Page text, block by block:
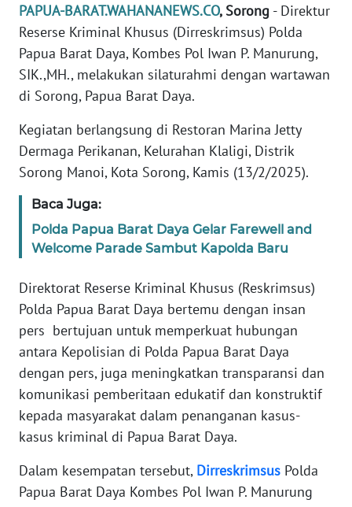
PAPUA-BARAT.WAHANANEWS.CO, Sorong - Direktur
Reserse Kriminal Khusus (Dirreskrimsus) Polda
Papua Barat Daya, Kombes Pol Iwan P. Manurung,
SIK.,MH., melakukan silaturahmi dengan wartawan
di Sorong, Papua Barat Daya.
Kegiatan berlangsung di Restoran Marina Jetty
Dermaga Perikanan, Kelurahan Klaligi, Distrik
Sorong Manoi, Kota Sorong, Kamis (13/2/2025).
Baca Juga:
Polda Papua Barat Daya Gelar Farewell and
Welcome Parade Sambut Kapolda Baru
Direktorat Reserse Kriminal Khusus (Reskrimsus)
Polda Papua Barat Daya bertemu dengan insan
pers bertujuan untuk memperkuat hubungan
antara Kepolisian di Polda Papua Barat Daya
dengan pers, juga meningkatkan transparansi dan
komunikasi pemberitaan edukatif dan konstruktif
kepada masyarakat dalam penanganan kasus-
kasus kriminal di Papua Barat Daya.
Dalam kesempatan tersebut, Dirreskrimsus Polda
Papua Barat Daya Kombes Pol Iwan P. Manurung
REDAKSI
KARIR
DISCLAIMER
Wahana
News
WN
JABAR
WN
BANTEN
WN
WN